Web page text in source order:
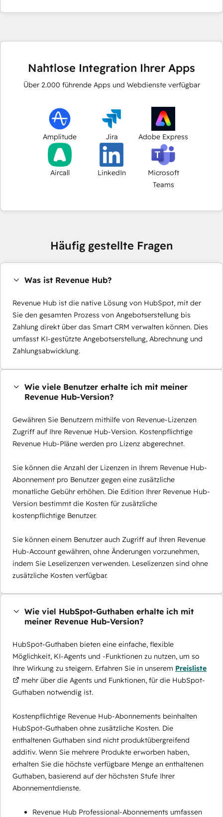
Nahtlose Integration Ihrer Apps
Über 2.000 führende Apps und Webdienste verfügbar
Amplitude Jira Adobe Express
Aircall LinkedIn
Microsoft
Teams
Häufig gestellte Fragen
Was ist Revenue Hub?
Revenue Hub ist die native Lösung von HubSpot, mit der
Sie den gesamten Prozess von Angebotserstellung bis
Zahlung direkt über das Smart CRM verwalten können. Dies
umfasst KI-gestützte Angebotserstellung, Abrechnung und
Zahlungsabwicklung.
Wie viele Benutzer erhalte ich mit meiner
Revenue Hub-Version?
Gewähren Sie Benutzern mithilfe von Revenue-Lizenzen
Zugriff auf Ihre Revenue Hub-Version. Kostenpflichtige
Revenue Hub-Pläne werden pro Lizenz abgerechnet.
Sie können die Anzahl der Lizenzen in Ihrem Revenue Hub-
Abonnement pro Benutzer gegen eine zusätzliche
monatliche Gebühr erhöhen. Die Edition Ihrer Revenue Hub-
Version bestimmt die Kosten für zusätzliche
kostenpflichtige Benutzer.
Sie können einem Benutzer auch Zugriff auf Ihren Revenue
Hub-Account gewähren, ohne Änderungen vorzunehmen,
indem Sie Leselizenzen verwenden. Leselizenzen sind ohne
zusätzliche Kosten verfügbar.
Wie viel HubSpot-Guthaben erhalte ich mit
meiner Revenue Hub-Version?
HubSpot-Guthaben bieten eine einfache, flexible
Möglichkeit, KI-Agents und -Funktionen zu nutzen, um so
Ihre Wirkung zu steigern. Erfahren Sie in unserem Preisliste
mehr über die Agents und Funktionen, für die HubSpot-
Guthaben notwendig ist.
Kostenpflichtige Revenue Hub-Abonnements beinhalten
HubSpot-Guthaben ohne zusätzliche Kosten. Die
enthaltenen Guthaben sind nicht produktübergreifend
additiv. Wenn Sie mehrere Produkte erworben haben,
erhalten Sie die höchste verfügbare Menge an enthaltenen
Guthaben, basierend auf der höchsten Stufe Ihrer
Abonnementdienste.
Revenue Hub Professional-Abonnements umfassen